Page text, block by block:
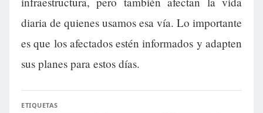
diaria de quienes usamos esa vía. Lo importante
es que los afectados estén informados y adapten
sus planes para estos días.
ETIQUETAS